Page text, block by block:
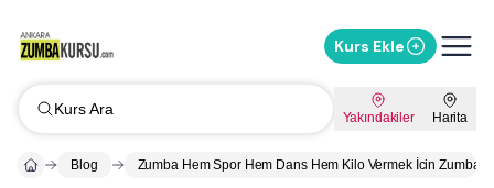
Kurs Ekle
Kurs Ara Yakındakiler Harita
Blog Zumba Hem Spor Hem Dans Hem Kilo Vermek İcin Zumba